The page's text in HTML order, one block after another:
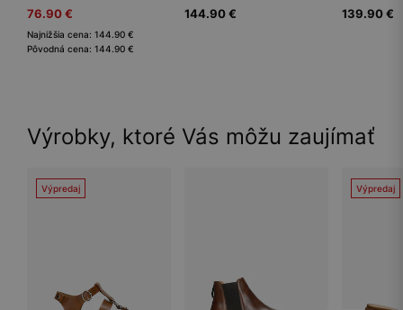
76.90 €
Najnižšia cena: 144.90 €
Pôvodná cena: 144.90 €
144.90 €
139.90 €
Výrobky, ktoré Vás môžu zaujímať
Výpredaj Výpredaj